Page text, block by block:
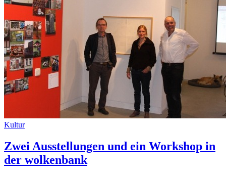
Kultur
Zwei Ausstellungen und ein Workshop in
der wolkenbank